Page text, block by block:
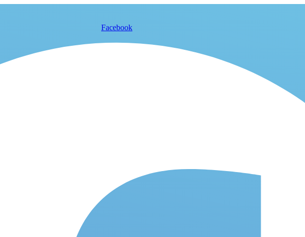
Facebook